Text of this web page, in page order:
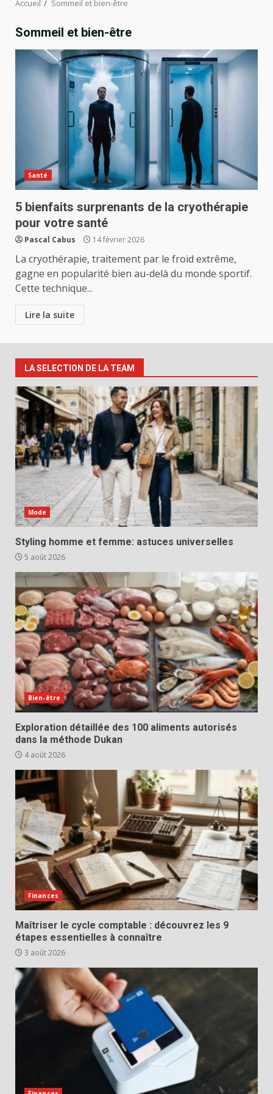
Accueil Sommeil et bien-être
Sommeil et bien-être
Santé
5 bienfaits surprenants de la cryothérapie
pour votre santé
Pascal Cabus 14 février 2026
La cryothérapie, traitement par le froid extrême,
gagne en popularité bien au-delà du monde sportif.
Cette technique...
Lire la suite
LA SELECTION DE LA TEAM
Mode
Styling homme et femme: astuces universelles
5 août 2026
Bien-être
Exploration détaillée des 100 aliments autorisés
dans la méthode Dukan
4 août 2026
Finances
Maîtriser le cycle comptable : découvrez les 9
étapes essentielles à connaître
3 août 2026